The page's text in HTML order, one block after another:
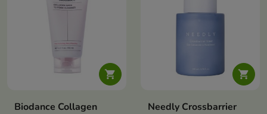
kwasu hialuronowego wygładza

Biodance Collagen

Needly Crossbarrier